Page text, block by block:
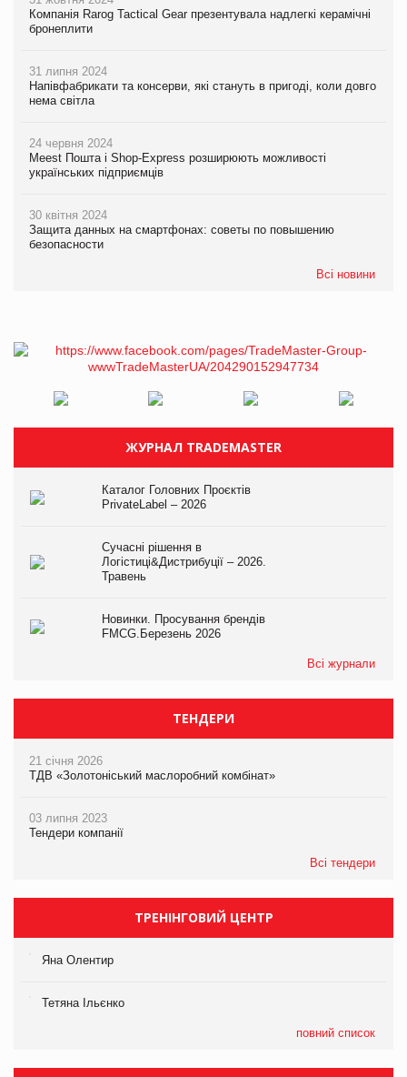
Компанія Rarog Tactical Gear презентувала надлегкі керамічні
бронеплити
31 липня 2024
Напівфабрикати та консерви, які стануть в пригоді, коли довго
нема світла
24 червня 2024
Meest Пошта і Shop-Express розширюють можливості
українських підприємців
30 квітня 2024
Защита данных на смартфонах: советы по повышению
безопасности
Всі новини
ЖУРНАЛ TRADEMASTER
Каталог Головних Проєктів
PrivateLabel – 2026
Сучасні рішення в
Логістиці&Дистрибуції – 2026.
Травень
Новинки. Просування брендів
FMCG.Березень 2026
Всі журнали
ТЕНДЕРИ
21 січня 2026
ТДВ «Золотоніський маслоробний комбінат»
03 липня 2023
Тендери компанії
Всі тендери
ТРЕНІНГОВИЙ ЦЕНТР
Яна Олентир
Тетяна Ільєнко
повний список